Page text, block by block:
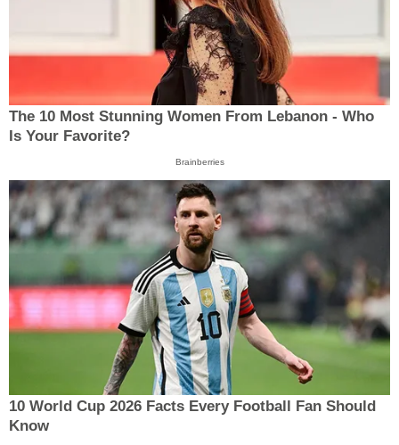
The 10 Most Stunning Women From Lebanon - Who
Is Your Favorite?
Brainberries
10 World Cup 2026 Facts Every Football Fan Should
Know